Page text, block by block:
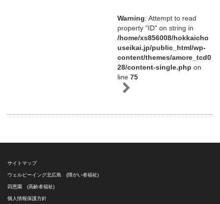
Warning: Attempt to read
property "ID" on string in
/home/xs856008/hokkaicho
useikai.jp/public_html/wp-
content/themes/amore_tcd0
28/content-single.php on
line 75
サイトマップ
ウェルビーイング北広島 (障がい者福祉)
四恩園 (高齢者福祉)
個人情報保護方針